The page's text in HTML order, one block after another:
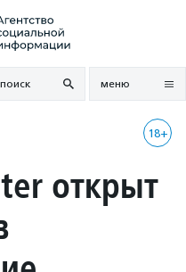
поиск меню
18+
открыт